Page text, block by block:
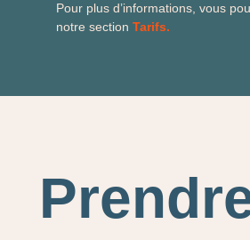
Pour plus d’informations, vous
notre section Tarifs.